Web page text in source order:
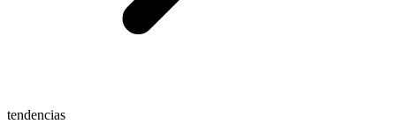
tendencias